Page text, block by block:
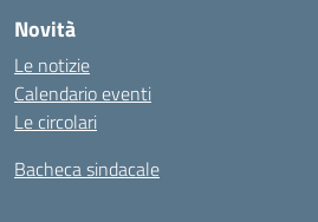
Novità
Le notizie
Calendario eventi
Le circolari
Bacheca sindacale